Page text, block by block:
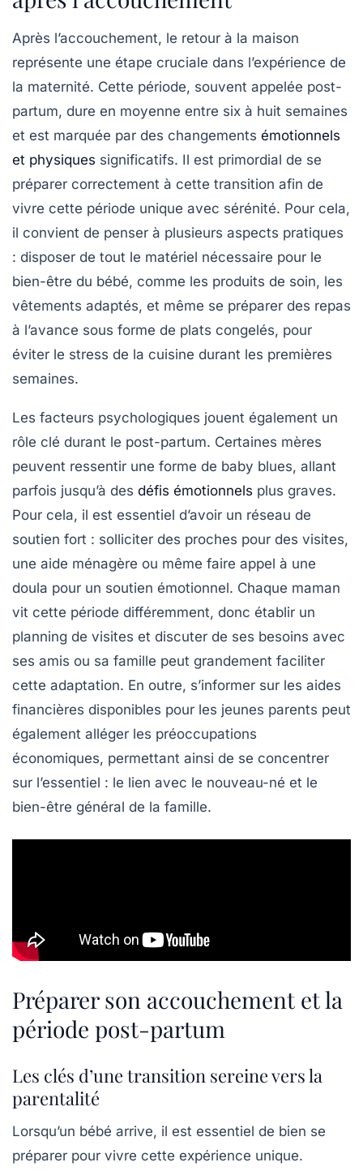
Après l’accouchement, le retour à la maison
représente une étape cruciale dans l’expérience de
la maternité. Cette période, souvent appelée post-
partum, dure en moyenne entre six à huit semaines
et est marquée par des changements émotionnels
et physiques significatifs. Il est primordial de se
préparer correctement à cette transition afin de
vivre cette période unique avec sérénité. Pour cela,
il convient de penser à plusieurs aspects pratiques
: disposer de tout le matériel nécessaire pour le
bien-être du bébé, comme les produits de soin, les
vêtements adaptés, et même se préparer des repas
à l’avance sous forme de plats congelés, pour
éviter le stress de la cuisine durant les premières
semaines.
Les facteurs psychologiques jouent également un
rôle clé durant le post-partum. Certaines mères
peuvent ressentir une forme de baby blues, allant
parfois jusqu’à des défis émotionnels plus graves.
Pour cela, il est essentiel d’avoir un réseau de
soutien fort : solliciter des proches pour des visites,
une aide ménagère ou même faire appel à une
doula pour un soutien émotionnel. Chaque maman
vit cette période différemment, donc établir un
planning de visites et discuter de ses besoins avec
ses amis ou sa famille peut grandement faciliter
cette adaptation. En outre, s’informer sur les aides
financières disponibles pour les jeunes parents peut
également alléger les préoccupations
économiques, permettant ainsi de se concentrer
sur l’essentiel : le lien avec le nouveau-né et le
bien-être général de la famille.
Préparer son accouchement et la
période post-partum
Les clés d’une transition sereine vers la
parentalité
Lorsqu’un bébé arrive, il est essentiel de bien se
préparer pour vivre cette expérience unique.